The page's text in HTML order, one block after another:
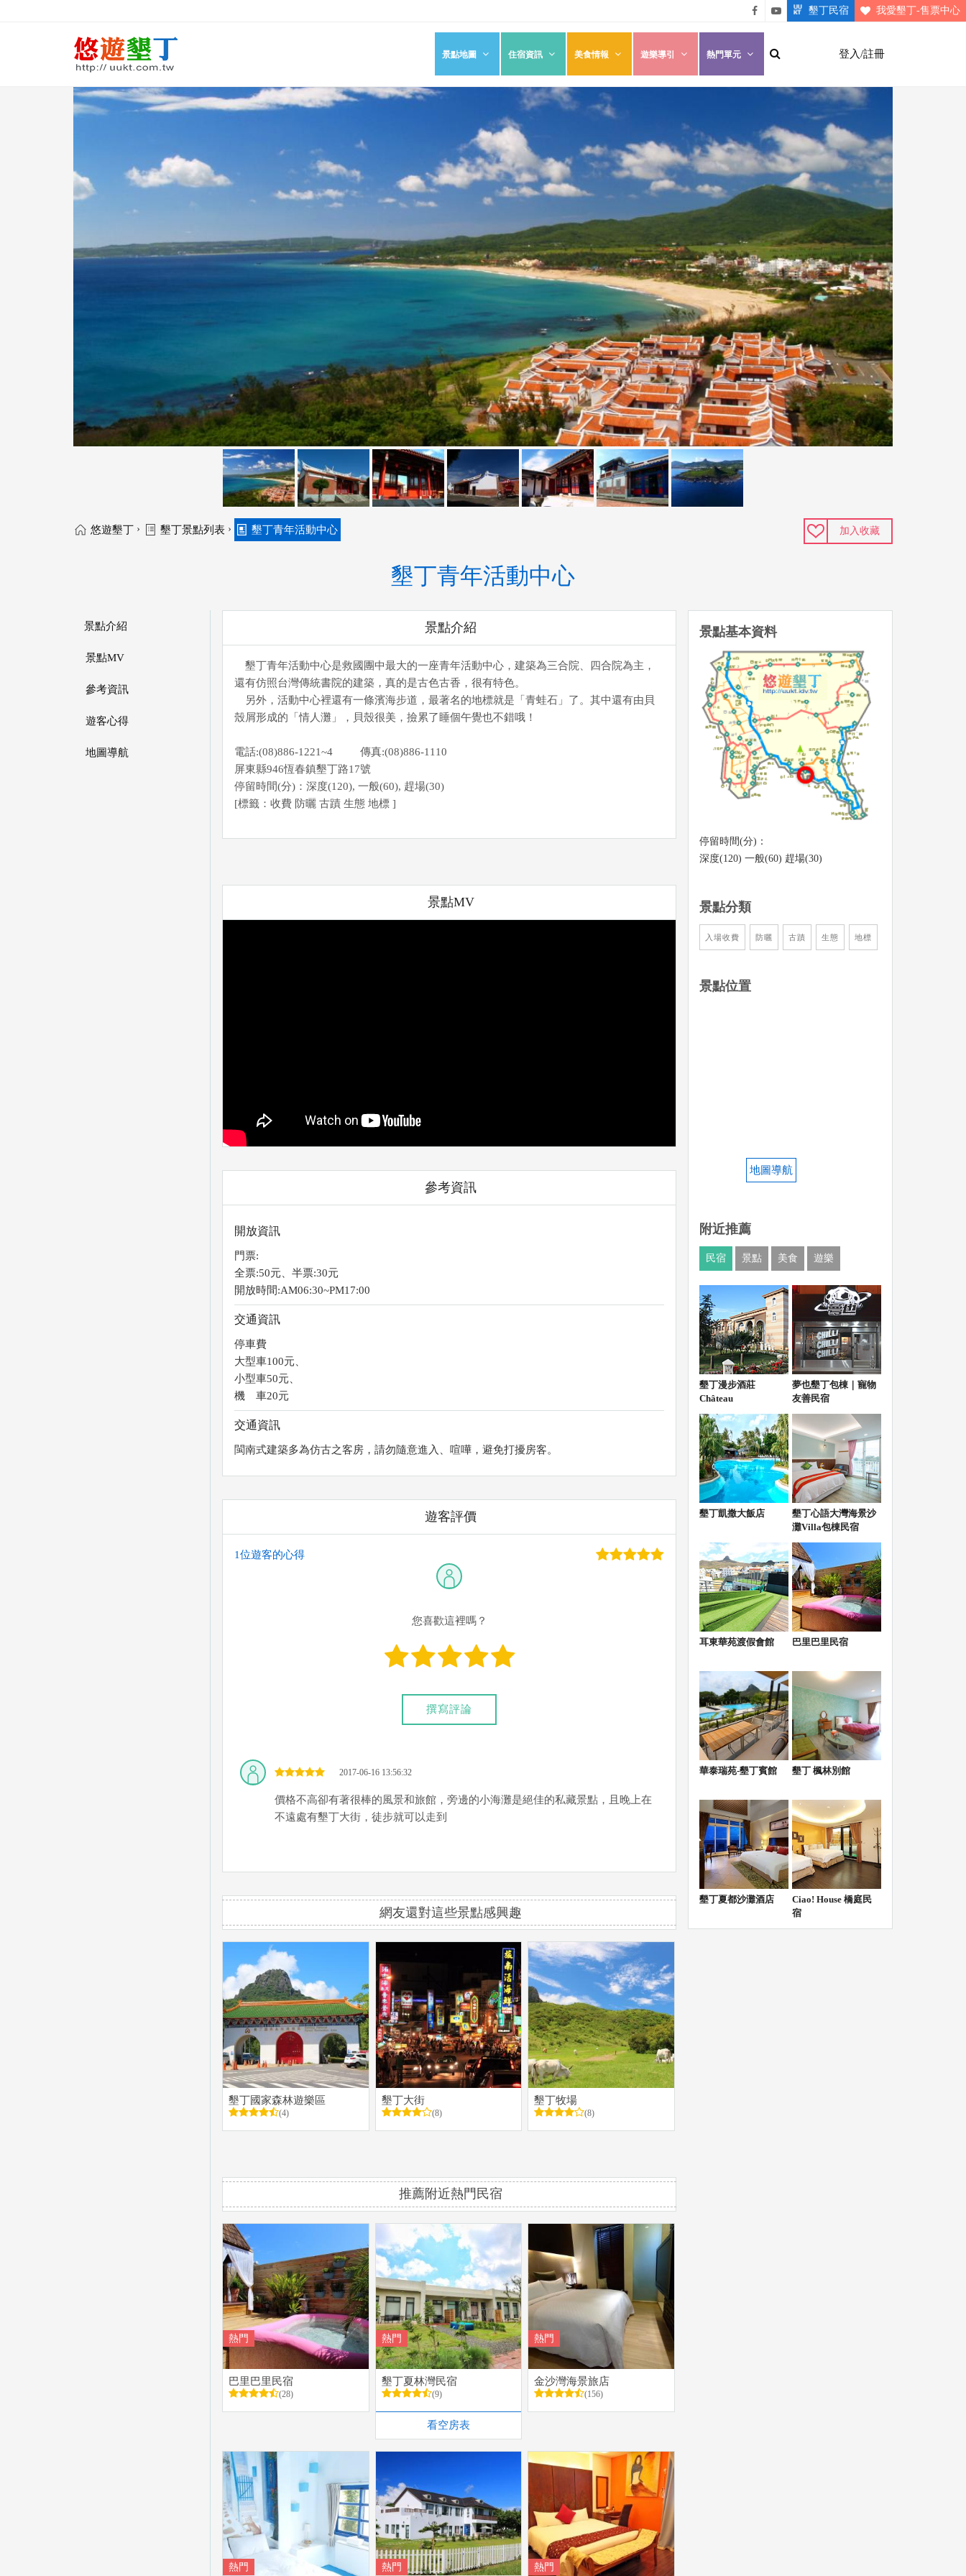
悠遊
墾丁
粉絲
墾丁
介紹
墾丁民宿 我愛墾丁-售票中心
登入/註冊
景點地圖 住宿資訊 美食情報 遊樂導引 熱門單元
悠遊墾丁 › 墾丁景點列表 › 墾丁青年活動中心 加入收藏
墾丁青年活動中心
景點介紹
景點MV
參考資訊
遊客心得
地圖導航
景點介紹
墾丁青年活動中心是救國團中最大的一座青年活動中心，建築為三合院、四合院為主，
還有仿照台灣傳統書院的建築，真的是古色古香，很有特色。
另外，活動中心裡還有一條濱海步道，最著名的地標就是「青蛙石」了。其中還有由貝
殼屑形成的「情人灘」，貝殼很美，撿累了睡個午覺也不錯哦！
電話:(08)886-1221~4 傳真:(08)886-1110
屏東縣946恆春鎮墾丁路17號
停留時間(分)：深度(120), 一般(60), 趕場(30)
[標籤：收費 防曬 古蹟 生態 地標 ]
景點MV
參考資訊
開放資訊
門票:
全票:50元、半票:30元
開放時間:AM06:30~PM17:00
交通資訊
停車費
大型車100元、
小型車50元、
機 車20元
交通資訊
閩南式建築多為仿古之客房，請勿隨意進入、喧嘩，避免打擾房客。
遊客評價
1位遊客的心得
您喜歡這裡嗎？
撰寫評論
2017-06-16 13:56:32
價格不高卻有著很棒的風景和旅館，旁邊的小海灘是絕佳的私藏景點，且晚上在
不遠處有墾丁大街，徒步就可以走到
網友還對這些景點感興趣
墾丁國家森林遊樂區
(4)
墾丁大街
(8)
墾丁牧場
(8)
推薦附近熱門民宿
熱門
巴里巴里民宿
(28)
熱門
墾丁夏林灣民宿
(9)
看空房表
熱門
金沙灣海景旅店
(156)
熱門 熱門 熱門
景點基本資料
停留時間(分)：
深度(120) 一般(60) 趕場(30)
景點分類
入場收費 防曬 古蹟 生態 地標
景點位置
地圖導航
附近推薦
民宿 景點 美食 遊樂
墾丁漫步酒莊
Château
夢也墾丁包棟｜寵物
友善民宿
墾丁凱撒大飯店
墾丁心語大灣海景沙
灘Villa包棟民宿
耳東華苑渡假會館 巴里巴里民宿
華泰瑞苑-墾丁賓館 墾丁 楓林別館
墾丁夏都沙灘酒店
Ciao! House 橋庭民
宿